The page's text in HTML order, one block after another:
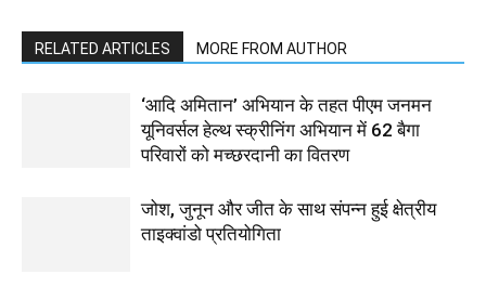
RELATED ARTICLES MORE FROM AUTHOR
‘आदि अमितान’ अभियान के तहत पीएम जनमन
यूनिवर्सल हेल्थ स्क्रीनिंग अभियान में 62 बैगा
परिवारों को मच्छरदानी का वितरण
जोश, जुनून और जीत के साथ संपन्न हुई क्षेत्रीय
ताइक्वांडो प्रतियोगिता